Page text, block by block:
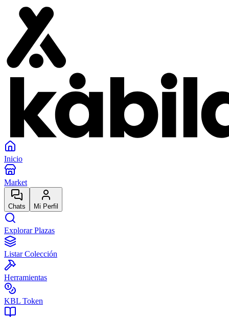
Inicio
Market
Chats Mi Perfil
Explorar Plazas
Listar Colección
Herramientas
KBL Token